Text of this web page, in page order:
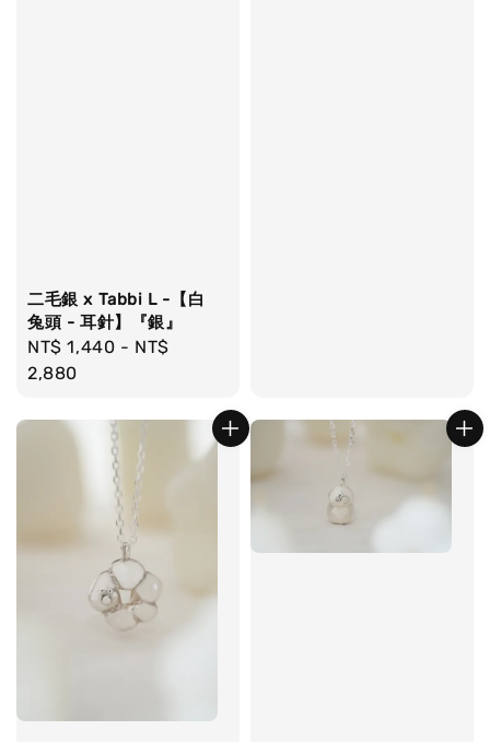
二毛銀 x Tabbi L -【白
兔頭 - 耳針】『銀』
Regular
price
NT$ 1,440 - NT$
2,880